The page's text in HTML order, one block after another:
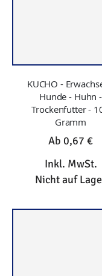
KUCHO -
Hunde - Huhn -
Trockenfutter -
Gramm
Ab 0,67 €
Inkl. MwSt.
Nicht auf